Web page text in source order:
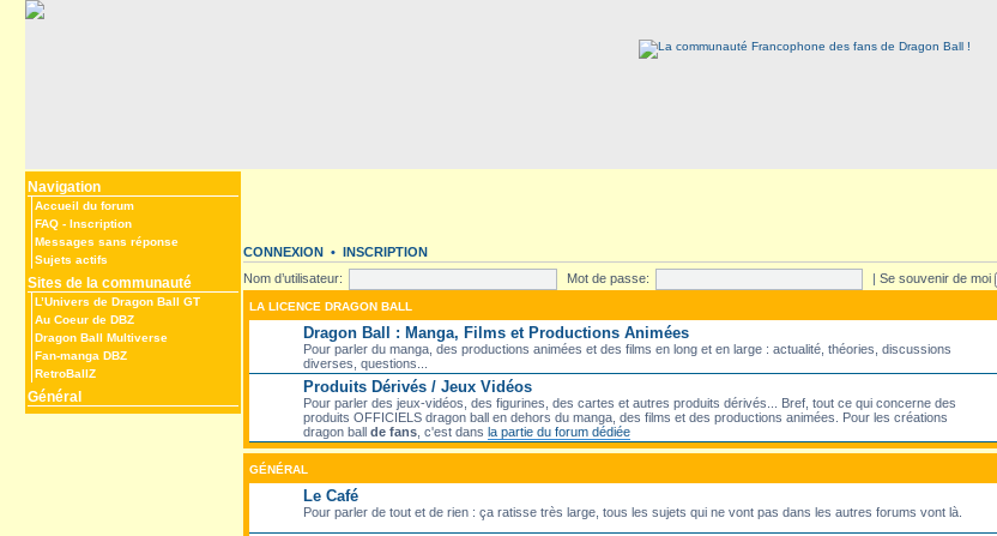
Navigation
Accueil du forum
FAQ - Inscription
Messages sans réponse
Sujets actifs
Sites de la communauté
L’Univers de Dragon Ball GT
Au Coeur de DBZ
Dragon Ball Multiverse
Fan-manga DBZ
RetroBallZ
Général
CONNEXION • INSCRIPTION
Nom d’utilisateur:
Mot de passe: |Se souvenir de moi
LA LICENCE DRAGON BALL
Dragon Ball : Manga, Films et Productions Animées
Pour parler du manga, des productions animées et des films en long et en large : actualité, théories, discussions
diverses, questions...
Produits Dérivés / Jeux Vidéos
Pour parler des jeux-vidéos, des figurines, des cartes et autres produits dérivés... Bref, tout ce qui concerne des
produits OFFICIELS dragon ball en dehors du manga, des films et des productions animées. Pour les créations
dragon ball de fans , c'est dans la partie du forum dédiée
GÉNÉRAL
Le Café
Pour parler de tout et de rien : ça ratisse très large, tous les sujets qui ne vont pas dans les autres forums vont là.